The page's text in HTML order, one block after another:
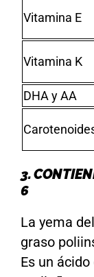
Vitamina E
Vitamina K
DHA y AA
3.
6
La yema
graso
Es un